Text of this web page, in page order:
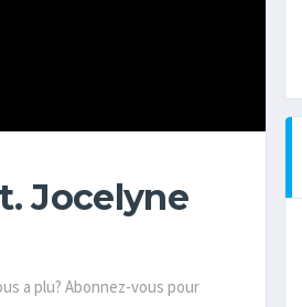
Jocelyne
a plu? Abonnez-vous pour